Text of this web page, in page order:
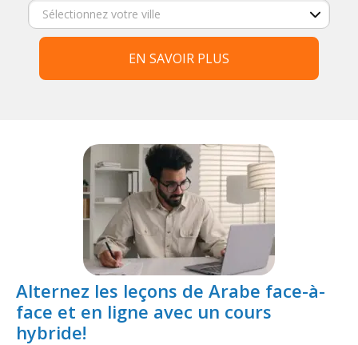
EN SAVOIR PLUS
Alternez les leçons de Arabe face-à-
face et en ligne avec un cours
hybride!